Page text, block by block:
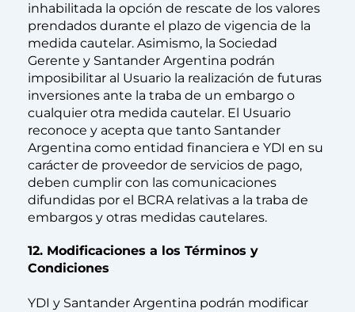
inhabilitada la opción de rescate de los valores
prendados durante el plazo de vigencia de la
medida cautelar. Asimismo, la Sociedad
Gerente y Santander Argentina podrán
imposibilitar al Usuario la realización de futuras
inversiones ante la traba de un embargo o
cualquier otra medida cautelar. El Usuario
reconoce y acepta que tanto Santander
Argentina como entidad financiera e YDI en su
carácter de proveedor de servicios de pago,
deben cumplir con las comunicaciones
difundidas por el BCRA relativas a la traba de
embargos y otras medidas cautelares.
12. Modificaciones a los Términos y
Condiciones
YDI y Santander Argentina podrán modificar